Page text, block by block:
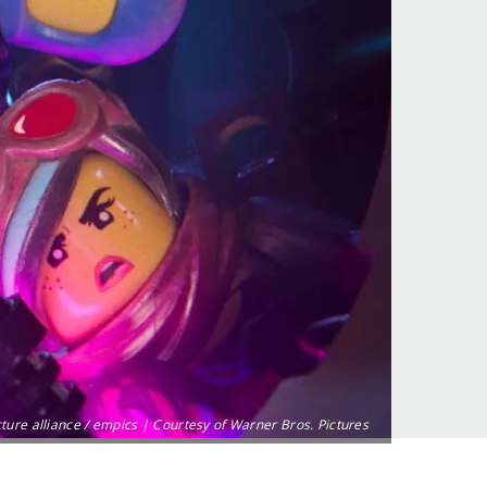
alliance / empics | Courtesy of Warner Bros. Pictures